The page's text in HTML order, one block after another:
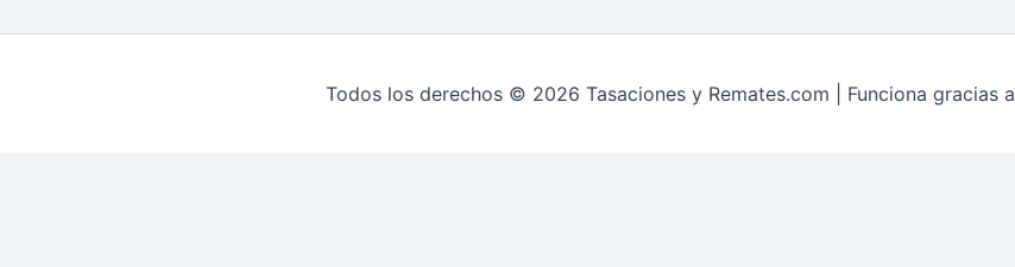
Todos los derechos © 2026 Tasaciones y Remates.com | Funciona gracias a